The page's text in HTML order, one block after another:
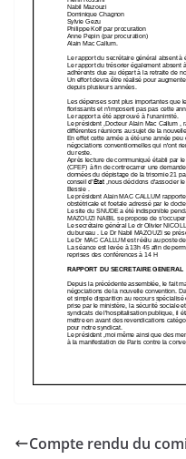
Compte rendu du